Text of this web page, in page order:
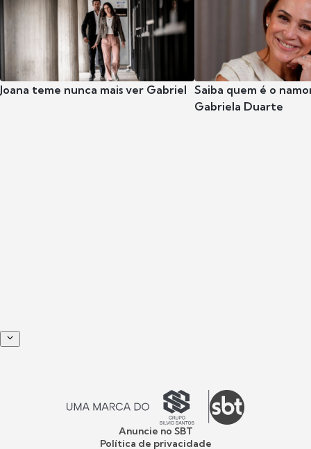
Joana teme nunca mais ver Gabriel Saiba quem é o
Gabriela Duarte
Anuncie no SBT
Política de privacidade